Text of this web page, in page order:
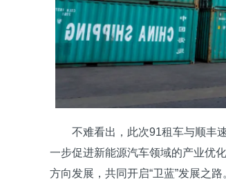
不难看出，此次91租车与顺丰速
一步促进新能源汽车领域的产业优
方向发展，共同开启“卫蓝”发展之路